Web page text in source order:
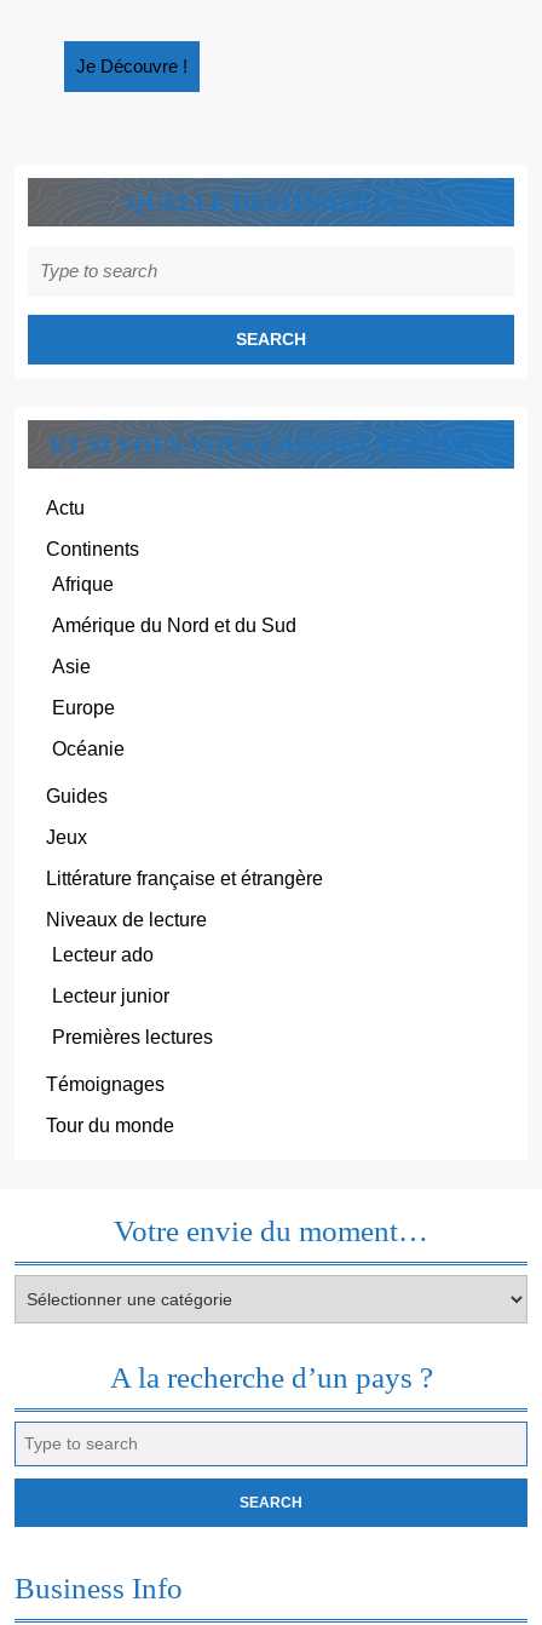
Je Découvre !
Découvre
QUELLE DESTINATION ?
for:
ET SI VOUS VOUS LAISSIEZ TENTER ?
Actu
Continents
Afrique
Amérique du Nord et du Sud
Asie
Europe
Océanie
Guides
Jeux
Littérature française et étrangère
Niveaux de lecture
Lecteur ado
Lecteur junior
Premières lectures
Témoignages
Tour du monde
Votre envie du moment…
envie
A la recherche d’un pays ?
for:
Business Info